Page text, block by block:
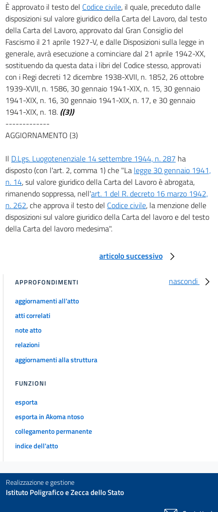
CODICE CIVILE
LIBRO PRIMO
DELLE PERSONE E DELLA FAMIGLIA
TITOLO I
DELLE PERSONE FISICHE
art. 1
art. 2
art. 3
art. 4
art. 5
art. 6
art. 8
art. 9
art. 10
TITOLO II
DELLE PERSONE GIURIDICHE
CAPO I
art. 13
Delle associazioni e delle fondazioni
art. 14
art. 15
art. 16
art. 17
art. 20
art. 21
art. 22
art. 25
art. 26
È approvato il testo del Codice civile, il quale, preceduto dalle
disposizioni sul valore giuridico della Carta del Lavoro, dal testo
della Carta del Lavoro, approvato dal Gran Consiglio del
Fascismo il 21 aprile 1927-V, e dalle Disposizioni sulla legge in
generale, avrà esecuzione a cominciare dal 21 aprile 1942-XX,
sostituendo da questa data i libri del Codice stesso, approvati
con i Regi decreti 12 dicembre 1938-XVII, n. 1852, 26 ottobre
1939-XVII, n. 1586, 30 gennaio 1941-XIX, n. 15, 30 gennaio
1941-XIX, n. 16, 30 gennaio 1941-XIX, n. 17, e 30 gennaio
1941-XIX, n. 18. ((3))
-------------
AGGIORNAMENTO (3)
Il D.Lgs. Luogotenenziale 14 settembre 1944, n. 287 ha
disposto (con l'art. 2, comma 1) che "La legge 30 gennaio 1941,
n. 14, sul valore giuridico della Carta del Lavoro è abrogata,
rimanendo soppressa, nell'art. 1 del R. decreto 16 marzo 1942,
n. 262, che approva il testo del Codice civile, la menzione delle
disposizioni sul valore giuridico della Carta del lavoro e del testo
della Carta del lavoro medesima".
articolo successivo
nascondi
APPROFONDIMENTI
aggiornamenti all'atto
atti correlati
note atto
relazioni
aggiornamenti alla struttura
FUNZIONI
esporta
esporta in Akoma ntoso
collegamento permanente
indice dell'atto
Realizzazione e gestione
Istituto Poligrafico e Zecca dello Stato